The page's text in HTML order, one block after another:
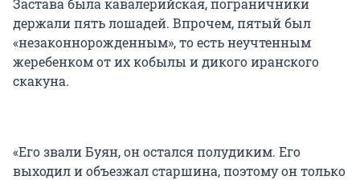
Застава была кавалерийская, пограничники
держали пять лошадей. Впрочем, пятый был
«незаконнорожденным», то есть неучтенным
жеребенком от их кобылы и дикого иранского
скакуна.
«Его звали Буян, он остался полудиким. Его
выходил и объезжал старшина, поэтому он только